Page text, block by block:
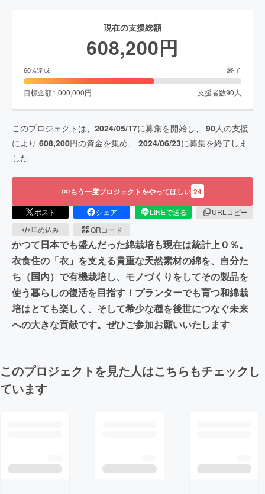
現在の支援総額
608,200円
60%達成 終了
目標金額1,000,000円 支援者数90人
このプロジェクトは、 2024/05/17に募集を開始し、 90人の支援
により 608,200円の資金を集め、 2024/06/23に募集を終了しま
した
もう一度プロジェクトをやってほしい 24
ポスト シェア LINEで送る
URLコピー
埋め込み
QRコード
かつて日本でも盛んだった綿栽培も現在は統計上０％。
衣食住の「衣」を支える貴重な天然素材の綿を、自分た
ち（国内）で有機栽培し、モノづくりをしてその製品を
使う暮らしの復活を目指す！プランターでも育つ和綿栽
培はとても楽しく、そして希少な種を後世につなぐ未来
への大きな貢献です。ぜひご参加お願いいたします
このプロジェクトを見た人はこちらもチェックし
ています